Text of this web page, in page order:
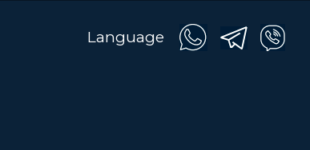
Language